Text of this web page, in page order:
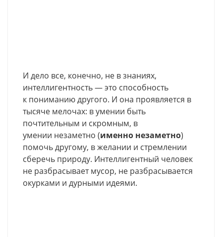
И дело все, конечно, не в знаниях,
интеллигентность — это способность
к пониманию другого. И она проявляется в
тысяче мелочах: в умении быть
почтительным и скромным, в
умении незаметно (именно незаметно)
помочь другому, в желании и стремлении
сберечь природу. Интеллигентный человек
не разбрасывает мусор, не разбрасывается
окурками и дурными идеями.